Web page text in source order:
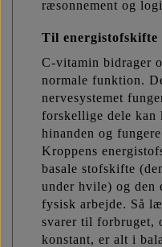
ræsonnement og
Til energistofskifte
C-vitamin bidrager
normale funktion.
nervesystemet
forskellige dele kan
hinanden og
Kroppens
basale stofskifte
under hvile) og den
fysisk arbejde. Så
svarer til forbruget,
konstant, er alt i